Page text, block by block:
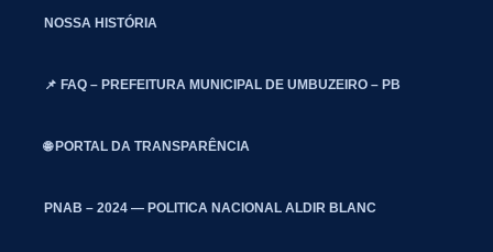
NOSSA HISTÓRIA
📌 FAQ – PREFEITURA MUNICIPAL DE UMBUZEIRO – PB
🌐 PORTAL DA TRANSPARÊNCIA
PNAB – 2024 — POLITICA NACIONAL ALDIR BLANC